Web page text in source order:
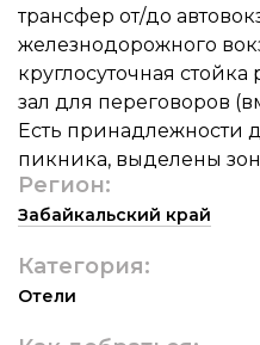
трансфер от/до
железнодорожного
круглосуточная
зал для переговоров
Есть принадлежности
пикника, выделены
Регион:
Забайкальский край
Категория:
Отели